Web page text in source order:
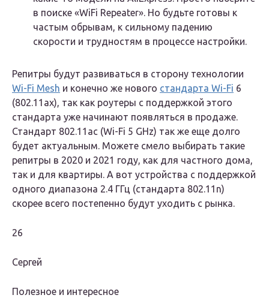
в поиске «WiFi Repeater». Но будьте готовы к
частым обрывам, к сильному падению
скорости и трудностям в процессе настройки.
Репитры будут развиваться в сторону технологии
Wi-Fi Mesh и конечно же нового стандарта Wi-Fi 6
(802.11ax), так как роутеры с поддержкой этого
стандарта уже начинают появляться в продаже.
Стандарт 802.11ac (Wi-Fi 5 GHz) так же еще долго
будет актуальным. Можете смело выбирать такие
репитры в 2020 и 2021 году, как для частного дома,
так и для квартиры. А вот устройства с поддержкой
одного диапазона 2.4 ГГц (стандарта 802.11n)
скорее всего постепенно будут уходить с рынка.
26
Сергей
Полезное и интересное